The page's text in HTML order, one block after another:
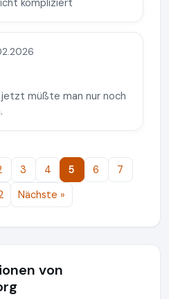
jetzt müßte man nur noch
3 4 5 6
7
Nächste »
von